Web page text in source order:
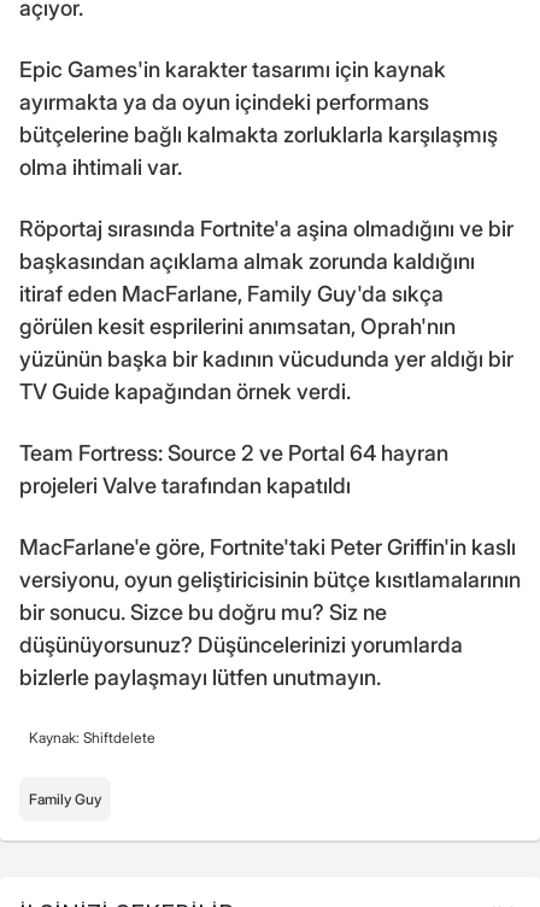
açıyor.
Epic Games'in karakter tasarımı için kaynak
ayırmakta ya da oyun içindeki performans
bütçelerine bağlı kalmakta zorluklarla karşılaşmış
olma ihtimali var.
Röportaj sırasında Fortnite'a aşina olmadığını ve bir
başkasından açıklama almak zorunda kaldığını
itiraf eden MacFarlane, Family Guy'da sıkça
görülen kesit esprilerini anımsatan, Oprah'nın
yüzünün başka bir kadının vücudunda yer aldığı bir
TV Guide kapağından örnek verdi.
Team Fortress: Source 2 ve Portal 64 hayran
projeleri Valve tarafından kapatıldı
MacFarlane'e göre, Fortnite'taki Peter Griffin'in kaslı
versiyonu, oyun geliştiricisinin bütçe kısıtlamalarının
bir sonucu. Sizce bu doğru mu? Siz ne
düşünüyorsunuz? Düşüncelerinizi yorumlarda
bizlerle paylaşmayı lütfen unutmayın.
Kaynak: Shiftdelete
Family Guy